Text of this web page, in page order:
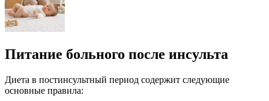
Питание больного после инсульта
Диета в постинсультный период содержит следующие
основные правила: